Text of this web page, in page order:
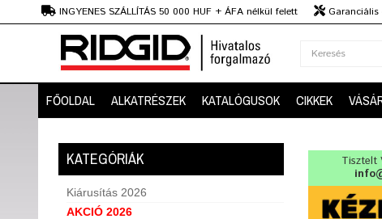
INGYENES SZÁLLÍTÁS 50 000 HUF + ÁFA nélkül felett
Garanciális
Szaktanácsadás
FŐOLDAL ALKATRÉSZEK KATALÓGUSOK CIKKEK
KATEGÓRIÁK
Kiárusítás 2026
AKCIÓ 2026
Tisztelt